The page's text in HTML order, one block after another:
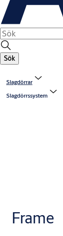
Sök
Slagdörrar
Slagdörrssystem
Frame